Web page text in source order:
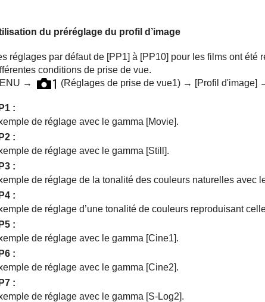
du préréglage du profil d’image
réglages par défaut de [PP1] à [PP10] pour les films ont été
conditions de prise de vue.
→
(Réglages de prise de vue1) → [Profil d'image]
:
de réglage avec le gamma [Movie].
:
de réglage avec le gamma [Still].
:
de réglage de la tonalité des couleurs naturelles avec
:
de réglage d’une tonalité de couleurs reproduisant
:
de réglage avec le gamma [Cine1].
:
de réglage avec le gamma [Cine2].
:
de réglage avec le gamma [S-Log2].